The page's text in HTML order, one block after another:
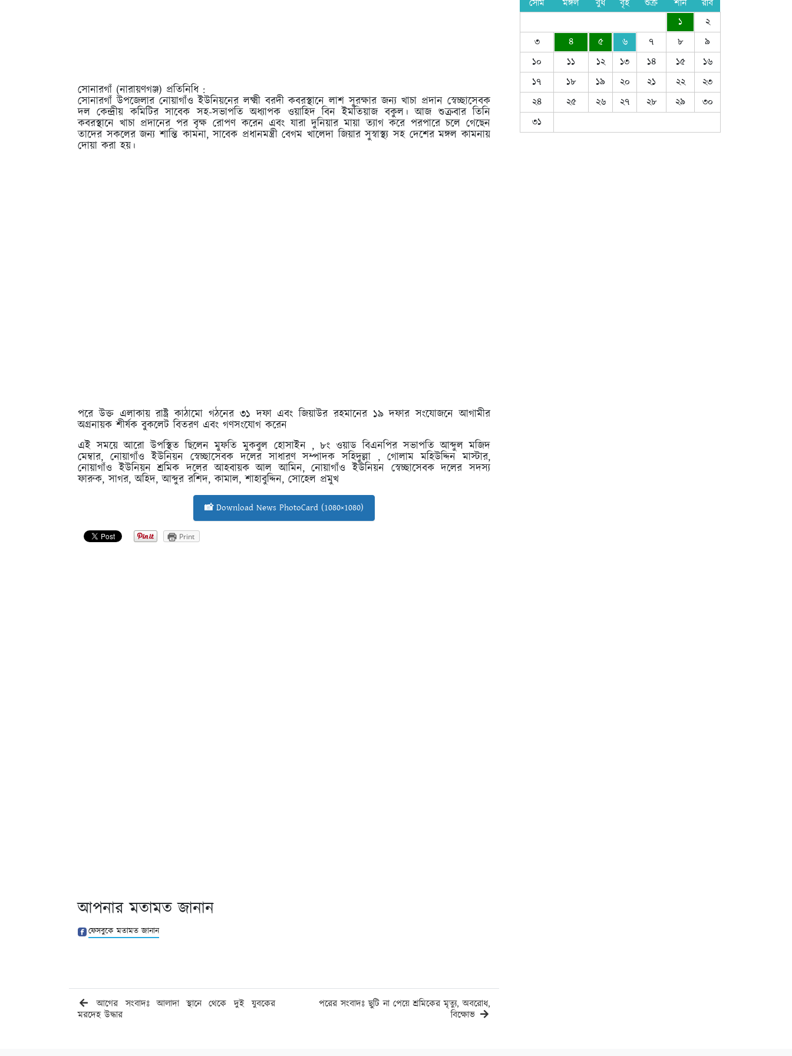
সোনারগাঁ (নারায়ণগঞ্জ) প্রতিনিধি :
সোনারগাঁ উপজেলার নোয়াগাঁও ইউনিয়নের লক্ষ্মী বরদী কবরস্থানে লাশ সুরক্ষার জন্য খাচা প্রদান স্বেচ্ছাসেবক
দল কেন্দ্রীয় কমিটির সাবেক সহ-সভাপতি অধ্যাপক ওয়াহিদ বিন ইমতিয়াজ বকুল। আজ শুক্রবার তিনি
কবরস্থানে খাচা প্রদানের পর বৃক্ষ রোপণ করেন এবং যারা দুনিয়ার মায়া ত্যাগ করে পরপারে চলে গেছেন
তাদের সকলের জন্য শান্তি কামনা, সাবেক প্রধানমন্ত্রী বেগম খালেদা জিয়ার সুস্বাস্থ্য সহ দেশের মঙ্গল কামনায়
দোয়া করা হয়।
পরে উক্ত এলাকায় রাষ্ট্র কাঠামো গঠনের ৩১ দফা এবং জিয়াউর রহমানের ১৯ দফার সংযোজনে আগামীর
অগ্রনায়ক শীর্ষক বুকলেট বিতরণ এবং গণসংযোগ করেন
এই সময়ে আরো উপস্থিত ছিলেন মুফতি মুকবুল হোসাইন , ৮ং ওয়াড বিএনপির সভাপতি আব্দুল মজিদ
মেম্বার, নোয়াগাঁও ইউনিয়ন স্বেচ্ছাসেবক দলের সাধারণ সম্পাদক সহিদুল্লা , গোলাম মহিউদ্দিন মাস্টার,
নোয়াগাঁও ইউনিয়ন শ্রমিক দলের আহবায়ক আল আমিন, নোয়াগাঁও ইউনিয়ন স্বেচ্ছাসেবক দলের সদস্য
ফারুক, সাগর, অহিদ, আব্দুর রশিদ, কামাল, শাহাবুদ্দিন, সোহেল প্রমুখ
📸 Download News PhotoCard (1080×1080)
Print
আপনার মতামত জানান
ফেসবুকে মতামত জানান
আগের সংবাদঃ আলাদা স্থানে থেকে দুই যুবকের
মরদেহ উদ্ধার
পরের সংবাদঃ ছুটি না পেয়ে শ্রমিকের মৃত্যু, অবরোধ,
বিক্ষোভ
সোম মঙ্গল বুধ বৃহ শুক্র শনি
রবি
১
২
৩
৪ ৫ ৬ ৭ ৮
৯
১০
১১ ১২ ১৩ ১৪ ১৫
১৬
১৭
১৮ ১৯ ২০ ২১ ২২
২৩
২৪
২৫ ২৬ ২৭ ২৮ ২৯
৩০
৩১